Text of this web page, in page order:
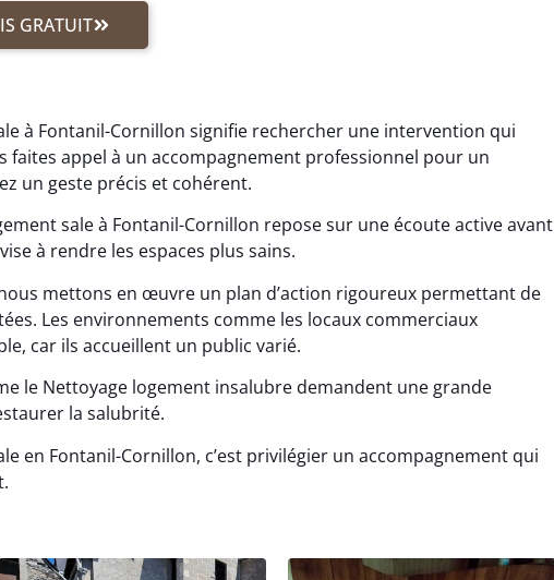
GRATUIT
à Fontanil-Cornillon signifie rechercher une intervention qui
faites appel à un accompagnement professionnel pour un
un geste précis et cohérent.
sale à Fontanil-Cornillon repose sur une écoute active avant
à rendre les espaces plus sains.
mettons en œuvre un plan d’action rigoureux permettant de
Les environnements comme les locaux commerciaux
car ils accueillent un public varié.
le Nettoyage logement insalubre demandent une grande
la salubrité.
en Fontanil-Cornillon, c’est privilégier un accompagnement qui